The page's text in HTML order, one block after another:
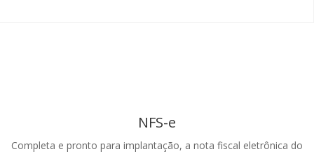
NFS-e
Completa e pronto para implantação, a nota fiscal eletrônica do